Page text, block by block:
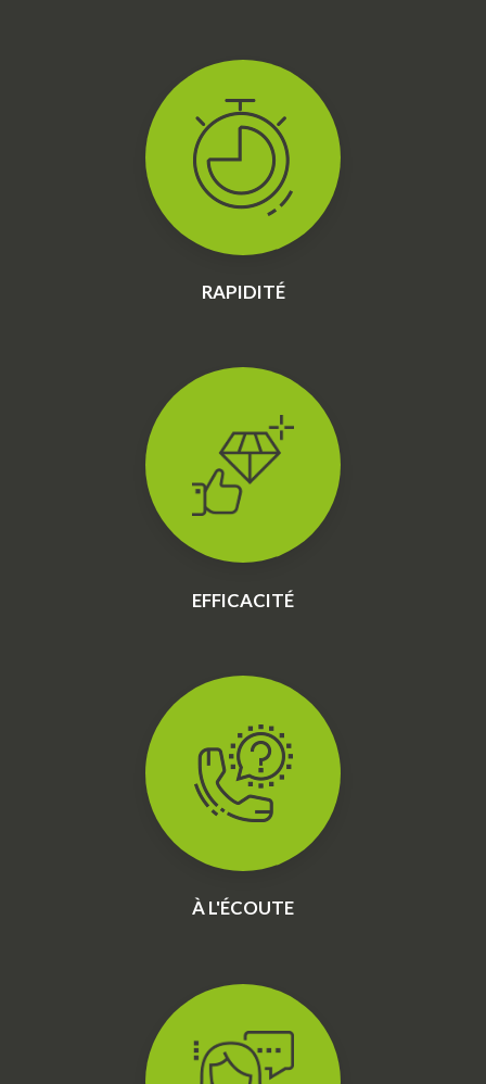
RAPIDITÉ
EFFICACITÉ
À L'ÉCOUTE